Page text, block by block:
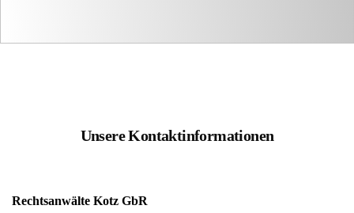
Unsere Kontaktinformationen
Rechtsanwälte Kotz GbR